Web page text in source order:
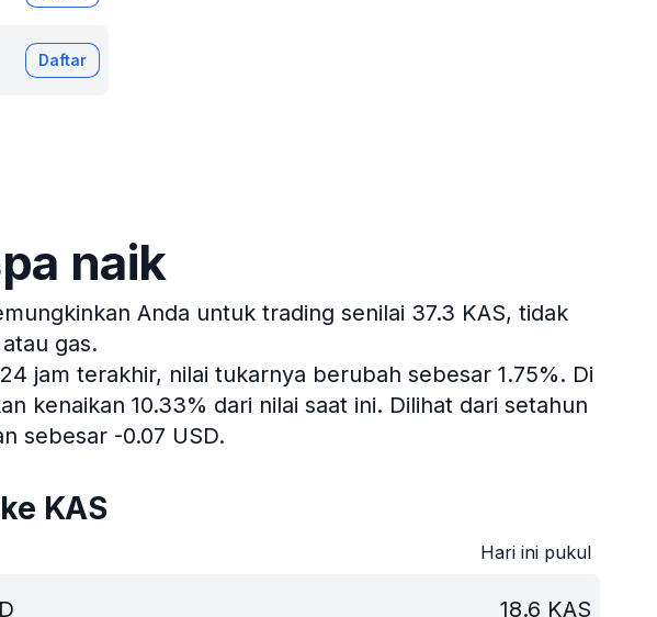
Daftar
naik
Anda untuk trading senilai 37.3 KAS, tidak
gas.
jam terakhir, nilai tukarnya berubah sebesar 1.75%. Di
kenaikan 10.33% dari nilai saat ini. Dilihat dari setahun
sebesar -0.07 USD.
KAS
Hari ini pukul
18.6 KAS